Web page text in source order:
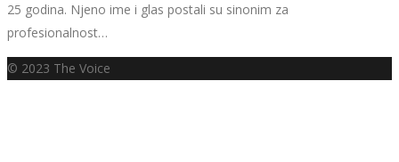
25 godina. Njeno ime i glas postali su sinonim za
profesionalnost…
© 2023 The Voice